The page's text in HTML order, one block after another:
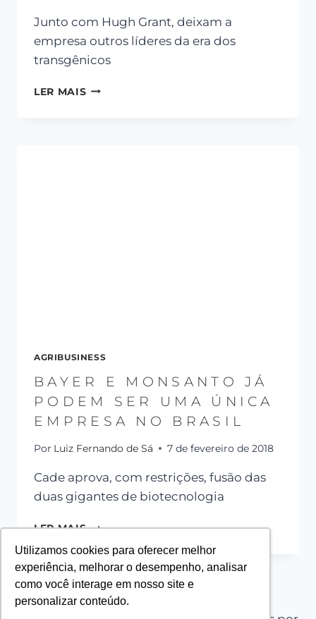
Utilizamos cookies para oferecer melhor
experiência, melhorar o desempenho, analisar
como você interage em nosso site e
personalizar conteúdo.
Junto com Hugh Grant, deixam a
empresa outros líderes da era dos
transgênicos
LER MAIS
AGRIBUSINESS
BAYER E MONSANTO JÁ
PODEM SER UMA ÚNICA
EMPRESA NO BRASIL
Por Luiz Fernando de Sá 7 de fevereiro de 2018
Cade aprova, com restrições, fusão das
duas gigantes de biotecnologia
LER MAIS